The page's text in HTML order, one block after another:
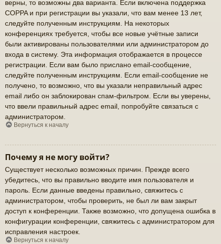
верны, то возможны два варианта. Если включена поддержка
COPPA и при регистрации вы указали, что вам менее 13 лет,
следуйте полученным инструкциям. На некоторых
конференциях требуется, чтобы все новые учётные записи
были активированы пользователями или администратором до
входа в систему. Эта информация отображается в процессе
регистрации. Если вам было прислано email-сообщение,
следуйте полученным инструкциям. Если email-сообщение не
получено, то возможно, что вы указали неправильный адрес
email либо он заблокирован спам-фильтром. Если вы уверены,
что ввели правильный адрес email, попробуйте связаться с
администратором.
Вернуться к началу
Почему я не могу войти?
Существует несколько возможных причин. Прежде всего
убедитесь, что вы правильно вводите имя пользователя и
пароль. Если данные введены правильно, свяжитесь с
администратором, чтобы проверить, не был ли вам закрыт
доступ к конференции. Также возможно, что допущена ошибка в
конфигурации конференции, свяжитесь с администратором для
исправления настроек.
Вернуться к началу